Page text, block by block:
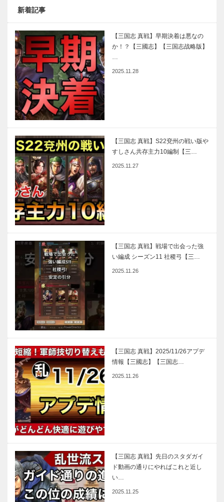
新着記事
【三国志 真戦】早期決着は悪なの
か！？【三國志】【三国志战略版】
…
2025.11.28
【三国志 真戦】S22兗州の戦い版や
すしさん共存主力10編制【三…
2025.11.27
【三国志 真戦】戦場で出会った強
い編成 シーズン11 社稷弓【三…
2025.11.26
【三国志 真戦】2025/11/26アプデ
情報【三國志】【三国志…
2025.11.26
【三国志 真戦】先日のスタダガイ
ド動画の通りにやればこれと近し
い…
2025.11.25